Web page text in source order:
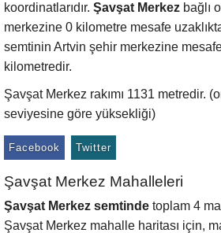
koordinatlarıdır. Şavşat Merkez bağlı
merkezine 0 kilometre mesafe
semtinin Artvin şehir merkezine
kilometredir.
Şavşat Merkez rakımı 1131 metredir.
seviyesine göre yüksekliği)
Facebook Twitter
Şavşat Merkez Mahalleleri
Şavşat Merkez semtinde toplam 4
Şavşat Merkez mahalle haritası için,